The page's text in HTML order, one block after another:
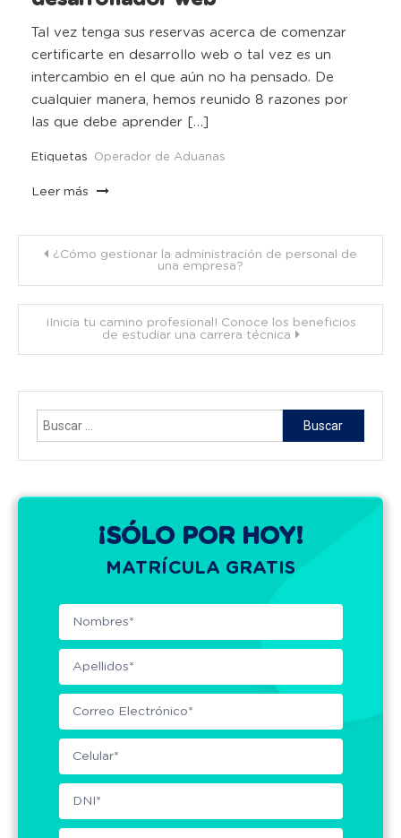
Tal vez tenga sus reservas acerca de comenzar
certificarte en desarrollo web o tal vez es un
intercambio en el que aún no ha pensado. De
cualquier manera, hemos reunido 8 razones por
las que debe aprender […]
Etiquetas Operador de Aduanas
Leer más
Navegación
de
entradas
¿Cómo gestionar la administración de personal de
una empresa?
¡Inicia tu camino profesional! Conoce los beneficios
de estudiar una carrera técnica
Buscar:
¡SÓLO POR HOY!
MATRÍCULA GRATIS